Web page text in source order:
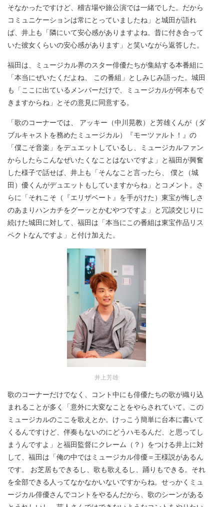
そなかったですけど、稽古場や旅公演では一緒でした。だから
コミュニケーションは常にとっていましたね」と城田が語れ
ば、井上も「隣にいて安心感がありますよね。昔に付き合って
いた彼女くらいの安心感があります」と笑いながら返答した。
福田は、ミュージカル界のスター俳優たちが集結する本番組に
「本当にぜいたくだよね、 この番組」としみじみ語った。城田
も「ここに出ているメンバーだけで、ミュージカルが何本もで
きますからね」とその意見に同意する。
「歌のコーナーでは、 アッキー（中川晃教）と芳雄くんが（ダ
ブルキャストを務めたミュージカル）『モーツァルト！』の
「僕こそ音楽」をデュエットしているし、ミュージカルファン
からしたらこんなぜいたくなことはないですよ」と福田が興奮
した様子で話せば、井上も「そんなこと言ったら、 僕と（城
田）優くんがデュエットもしていますからね」とコメント。さ
らに「それこそ（『エリザベート』を手がけた）東宝が悔しさ
のあまりハンカチをグーッとかむやつですよ」と冗談交じりに
続けた城田に対して、福田は「本当にこの番組は東宝作品リス
ペクトなんですよ」と付け加えた。
井上芳雄
歌のコーナーだけでなく、コント中にも俳優たちの歌が織り込
まれることが多く「意外に大変なことをやらされていて。この
ミュージカルのここを歌えとか。けっこう簡単に台本に書いて
くるんですけど、伴奏もないのにどうハモるんだ、と思ってし
まうんですよ」と福田監督にクレーム（？）をつける井上に対
して、福田は「俺の中ではミュージカル俳優＝王様説があるん
です。 お芝居もできるし、歌も歌えるし、踊りもできる。それ
を全部できる人ってなかなかいないですからね。せっかくミュ
ージカル俳優さんでコントをやるんだから、歌のシーンがある